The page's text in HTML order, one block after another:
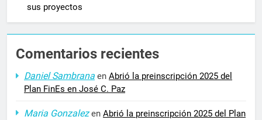
sus proyectos
Comentarios recientes
Daniel Sambrana en Abrió la preinscripción 2025 del
Plan FinEs en José C. Paz
Maria Gonzalezen Abrió la preinscripción 2025 del Plan